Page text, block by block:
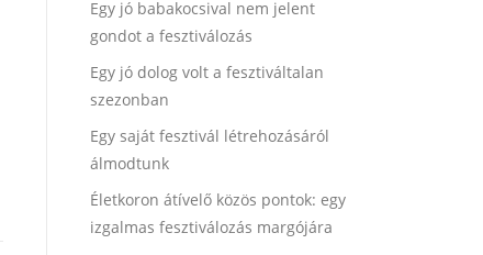
Egy jó babakocsival nem jelent
gondot a fesztiválozás
Egy jó dolog volt a fesztiváltalan
szezonban
Egy saját fesztivál létrehozásáról
álmodtunk
Életkoron átívelő közös pontok: egy
izgalmas fesztiválozás margójára